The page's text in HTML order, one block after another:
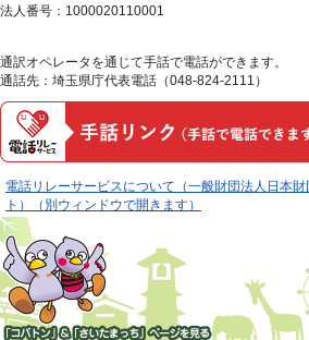
法人番号：1000020110001
通訳オペレータを通じて手話で電話ができます。
通話先：埼玉県庁代表電話（048-824-2111）
電話リレーサービスについて（一般財団法人日本
ト）（別ウィンドウで開きます）